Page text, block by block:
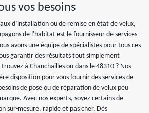
vos besoins
d’installation ou de remise en état de velux,
de l'habitat est le fournisseur de services
avons une équipe de spécialistes pour tous ces
garantir des résultats tout simplement
à Chauchailles ou dans le 48310 ? Nos
disposition pour vous fournir des services de
de pose ou de réparation de velux peu
Avec nos experts, soyez certains de
sur-mesure, rapide et pas cher. Dès